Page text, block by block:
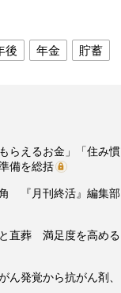
後 年金 貯蓄
らえるお金」「住み慣
備を総括
角 『月刊終活』編集部
と直葬 満足度を高める
発覚から抗がん剤、